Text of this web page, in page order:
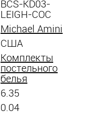
BCS-KD03-
LEIGH-COC
Michael Amini
США
Комплекты
постельного
белья
6.35
0.04